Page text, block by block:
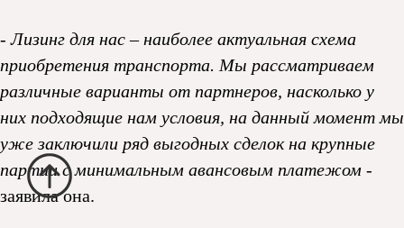
- Лизинг для нас – наиболее актуальная схема
приобретения транспорта. Мы рассматриваем
различные варианты от партнеров, насколько у
них подходящие нам условия, на данный момент мы
уже заключили ряд выгодных сделок на крупные
партии с минимальным авансовым платежом -
заявила она.